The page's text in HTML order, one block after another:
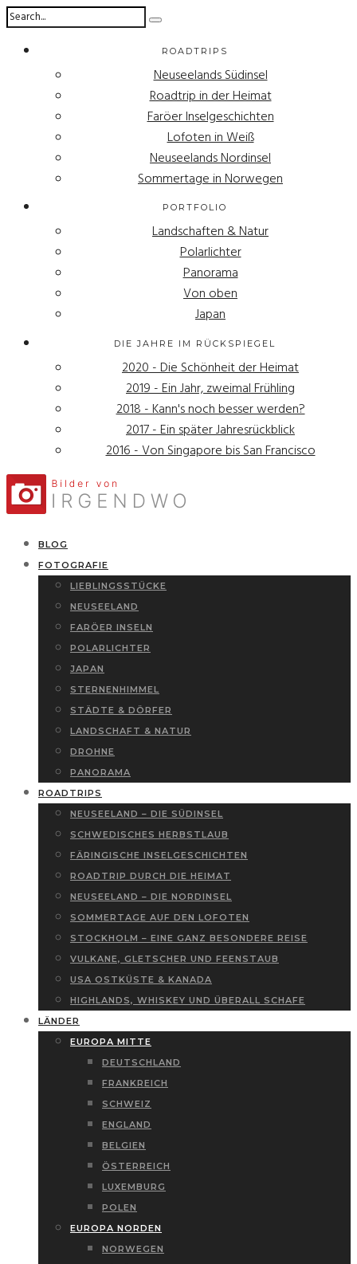
ROADTRIPS
Neuseelands Südinsel
Roadtrip in der Heimat
Faröer Inselgeschichten
Lofoten in Weiß
Neuseelands Nordinsel
Sommertage in Norwegen
PORTFOLIO
Landschaften & Natur
Polarlichter
Panorama
Von oben
Japan
DIE JAHRE IM RÜCKSPIEGEL
2020 - Die Schönheit der Heimat
2019 - Ein Jahr, zweimal Frühling
2018 - Kann's noch besser werden?
2017 - Ein später Jahresrückblick
2016 - Von Singapore bis San Francisco
BLOG
FOTOGRAFIE
LIEBLINGSSTÜCKE
NEUSEELAND
FARÖER INSELN
POLARLICHTER
JAPAN
STERNENHIMMEL
STÄDTE & DÖRFER
LANDSCHAFT & NATUR
DROHNE
PANORAMA
ROADTRIPS
NEUSEELAND – DIE SÜDINSEL
SCHWEDISCHES HERBSTLAUB
FÄRINGISCHE INSELGESCHICHTEN
ROADTRIP DURCH DIE HEIMAT
NEUSEELAND – DIE NORDINSEL
SOMMERTAGE AUF DEN LOFOTEN
STOCKHOLM – EINE GANZ BESONDERE REISE
VULKANE, GLETSCHER UND FEENSTAUB
USA OSTKÜSTE & KANADA
HIGHLANDS, WHISKEY UND ÜBERALL SCHAFE
LÄNDER
EUROPA MITTE
DEUTSCHLAND
FRANKREICH
SCHWEIZ
ENGLAND
BELGIEN
ÖSTERREICH
LUXEMBURG
POLEN
EUROPA NORDEN
NORWEGEN